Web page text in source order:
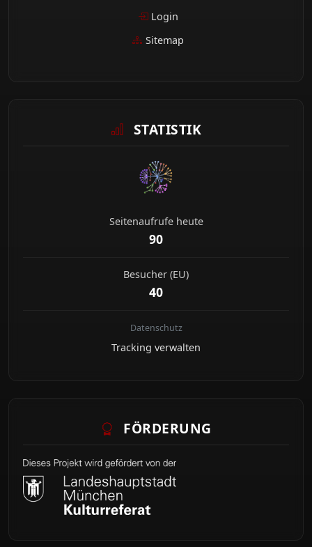
Login
Sitemap
STATISTIK
Seitenaufrufe heute
90
Besucher (EU)
40
Datenschutz
Tracking verwalten
FÖRDERUNG